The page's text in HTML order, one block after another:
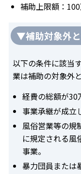
補助上限額：
▼補助対象外
以下の条件に該当
業は補助の対象外
経費の総額が30
事業承継が成立
風俗営業等の規
に規定される風
事業。
暴力団員または